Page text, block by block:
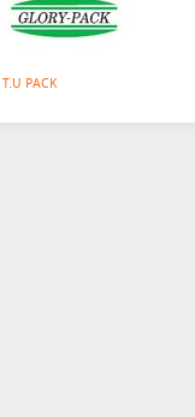
T.U PACK